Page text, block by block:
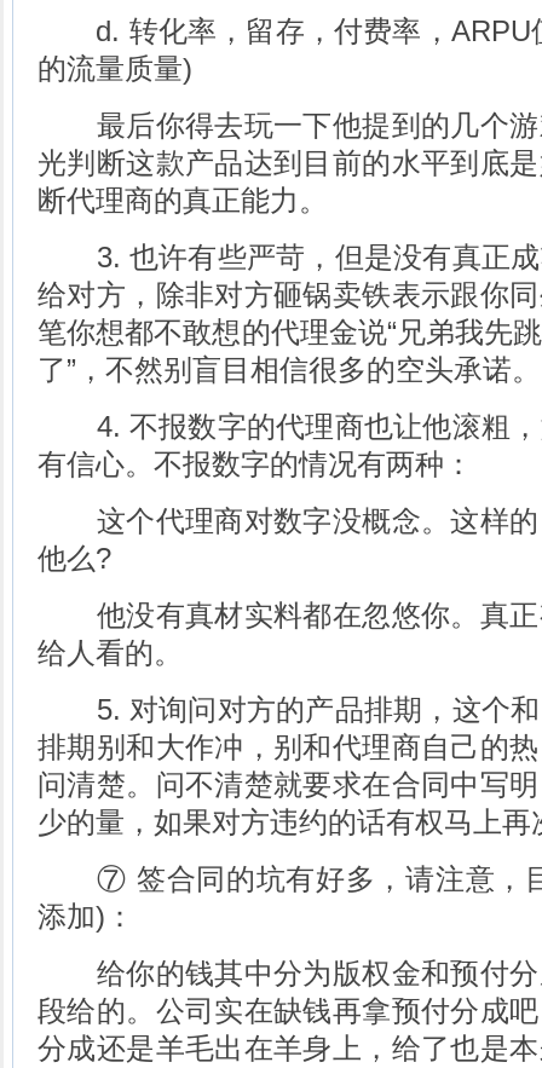
d. 转化率，留存，付费率，ARPU
的流量质量)
最后你得去玩一下他提到的几个游
光判断这款产品达到目前的水平到底
断代理商的真正能力。
3. 也许有些严苛，但是没有真正成
给对方，除非对方砸锅卖铁表示跟你
笔你想都不敢想的代理金说“兄弟我先
了”，不然别盲目相信很多的空头承诺。
4. 不报数字的代理商也让他滚粗，
有信心。不报数字的情况有两种：
这个代理商对数字没概念。这样的
他么?
他没有真材实料都在忽悠你。真正
给人看的。
5. 对询问对方的产品排期，这个和
排期别和大作冲，别和代理商自己的
问清楚。问不清楚就要求在合同中写
少的量，如果对方违约的话有权马上再
⑦ 签合同的坑有好多，请注意，
添加)：
给你的钱其中分为版权金和预付分
段给的。公司实在缺钱再拿预付分成
分成还是羊毛出在羊身上，给了也是